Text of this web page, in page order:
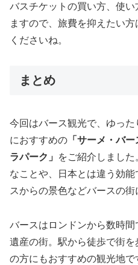
バスチケットの買い方、使い
ますので、旅費を抑えたい
くださいね。
まとめ
今回はバース観光で、ゆっ
におすすめの 「サーメ・バー
ラパーク」
をご紹介しまし
なことや、日本とは違う効
スからの景色などバースの街
バースはロンドンから数時
遺産の街。駅から徒歩で街
の方にもおすすめの観光地で